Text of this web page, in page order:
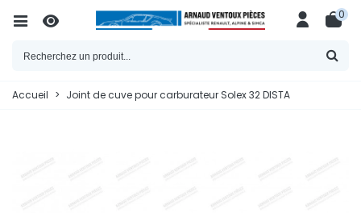
0
Accueil > Joint de cuve pour carburateur Solex 32 DISTA